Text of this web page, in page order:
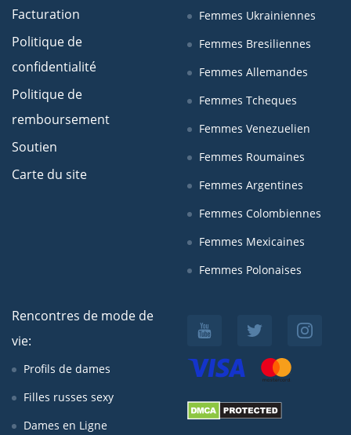
Facturation
Politique de
confidentialité
Politique de
remboursement
Soutien
Carte du site
Femmes Ukrainiennes
Femmes Bresiliennes
Femmes Allemandes
Femmes Tcheques
Femmes Venezuelien
Femmes Roumaines
Femmes Argentines
Femmes Colombiennes
Femmes Mexicaines
Femmes Polonaises
Rencontres de mode de
vie:
Profils de dames
Filles russes sexy
Dames en Ligne